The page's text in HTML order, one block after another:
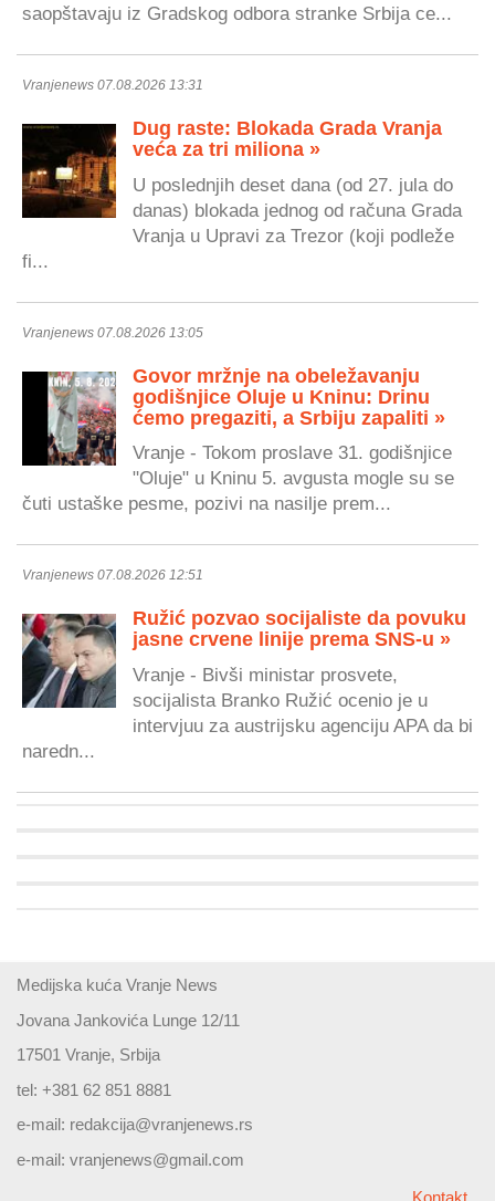
saopštavaju iz Gradskog odbora stranke Srbija ce...
Vranjenews 07.08.2026 13:31
Dug raste: Blokada Grada Vranja
veća za tri miliona »
U poslednjih deset dana (od 27. jula do
danas) blokada jednog od računa Grada
Vranja u Upravi za Trezor (koji podleže
fi...
Vranjenews 07.08.2026 13:05
Govor mržnje na obeležavanju
godišnjice Oluje u Kninu: Drinu
ćemo pregaziti, a Srbiju zapaliti »
Vranje - Tokom proslave 31. godišnjice
"Oluje" u Kninu 5. avgusta mogle su se
čuti ustaške pesme, pozivi na nasilje prem...
Vranjenews 07.08.2026 12:51
Ružić pozvao socijaliste da povuku
jasne crvene linije prema SNS-u »
Vranje - Bivši ministar prosvete,
socijalista Branko Ružić ocenio je u
intervjuu za austrijsku agenciju APA da bi
naredn...
Medijska kuća Vranje News
Jovana Jankovića Lunge 12/11
17501 Vranje, Srbija
tel: +381 62 851 8881
e-mail: redakcija@vranjenews.rs
e-mail: vranjenews@gmail.com
Kontakt